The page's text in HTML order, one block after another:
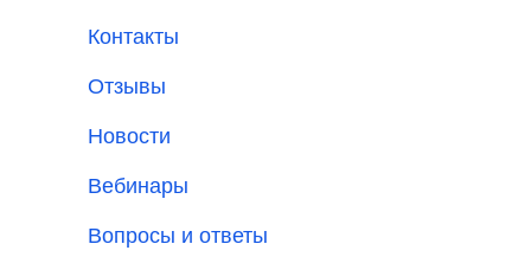
Контакты
Отзывы
Новости
Вебинары
Вопросы и ответы